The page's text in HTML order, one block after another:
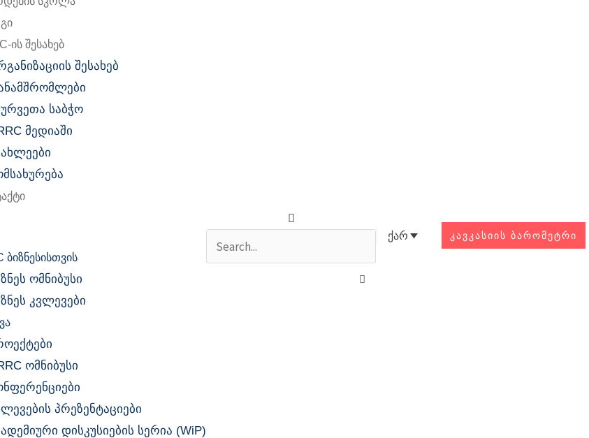
ის შესახებ
შესახებ
საბჭო
მედიაში
ბიზნესისთვის
ომნიბუსი
კვლევები
ომნიბუსი
პრეზენტაციები
დისკუსიების სერია (WiP)
Search
Close
ქარ ᲙᲐᲕᲙᲐᲡᲘᲘᲡ ᲑᲐᲠᲝᲛᲔᲢᲠᲘ